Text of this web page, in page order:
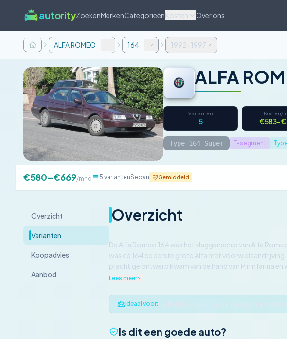
autorityZoekenMerkenCategorieënKosten Over ons
ALFA ROMEO 164 1992-1997
ALFA
Varianten
5
Kosten/
Type 164 Super E-segment
€580–€669/mnd 5 variantenSedan Gemiddeld
Overzicht
Varianten
Koopadvies
Aanbod
Overzicht
De Alfa Romeo 164 was het vlaggenschip van Alfa
was de 164 de eerste grote Alfa met
prachtige ontwerp kwam van de hand van Pininfarina
Lees meer
Ideaal voor:
Is dit een goede auto?